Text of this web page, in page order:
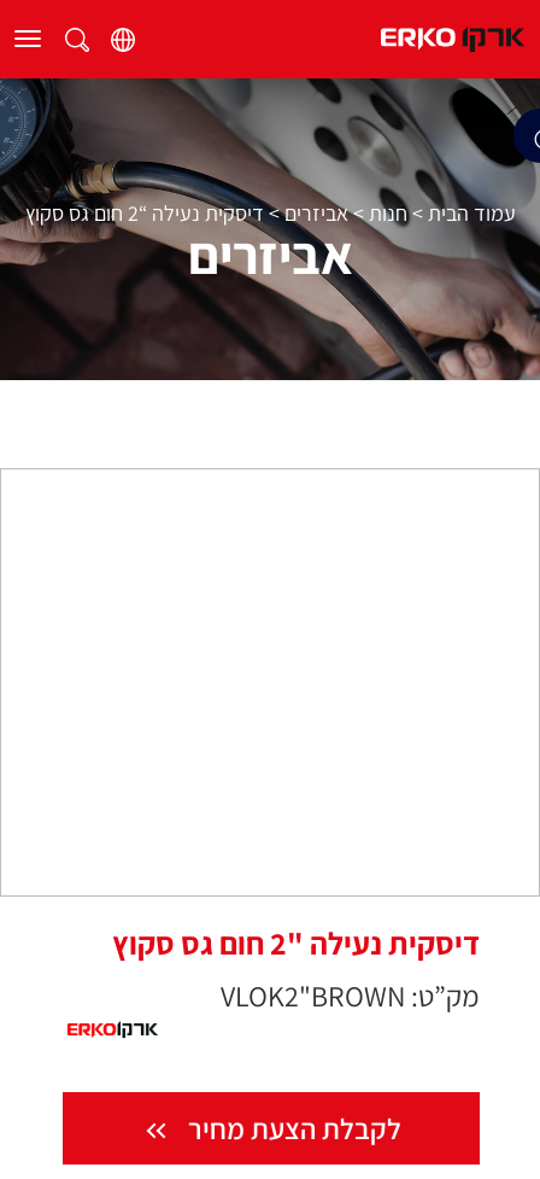
עמוד הבית>חנות>אביזרים>דיסקית נעילה “2 חום גס סקוץ
אביזרים
דיסקית נעילה "2 חום גס סקוץ
מק”ט: VLOK2"BROWN
לקבלת הצעת מחיר